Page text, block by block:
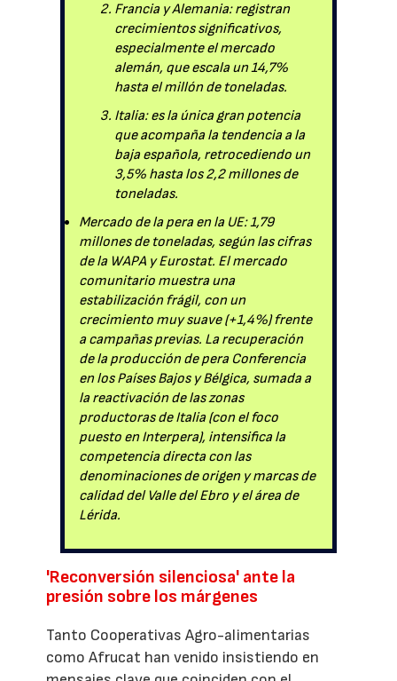
Francia y Alemania: registran
crecimientos significativos,
especialmente el mercado
alemán, que escala un 14,7%
hasta el millón de toneladas.
Italia: es la única gran potencia
que acompaña la tendencia a la
baja española, retrocediendo un
3,5% hasta los 2,2 millones de
toneladas.
Mercado de la pera en la UE: 1,79
millones de toneladas, según las cifras
de la WAPA y Eurostat. El mercado
comunitario muestra una
estabilización frágil, con un
crecimiento muy suave (+1,4%) frente
a campañas previas. La recuperación
de la producción de pera Conferencia
en los Países Bajos y Bélgica, sumada a
la reactivación de las zonas
productoras de Italia (con el foco
puesto en Interpera), intensifica la
competencia directa con las
denominaciones de origen y marcas de
calidad del Valle del Ebro y el área de
Lérida.
'Reconversión silenciosa' ante la
presión sobre los márgenes
Tanto Cooperativas Agro-alimentarias
como Afrucat han venido insistiendo en